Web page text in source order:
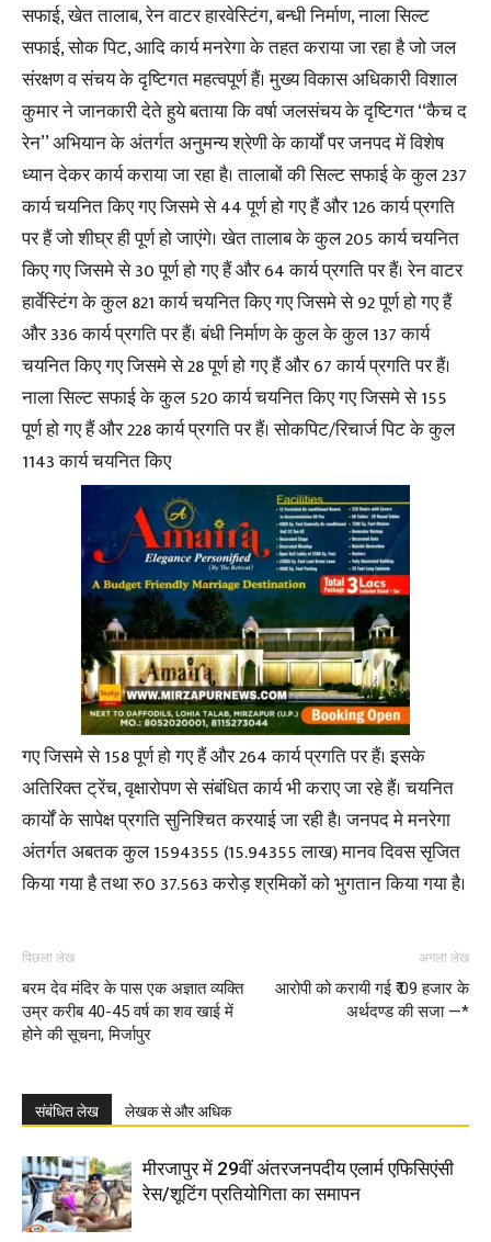
सफाई, खेत तालाब, रेन वाटर हारवेस्टिंग, बन्धी निर्माण, नाला सिल्ट
सफाई, सोक पिट, आदि कार्य मनरेगा के तहत कराया जा रहा है जो जल
संरक्षण व संचय के दृष्टिगत महत्वपूर्ण हैं। मुख्य विकास अधिकारी विशाल
कुमार ने जानकारी देते हुये बताया कि वर्षा जलसंचय के दृष्टिगत ‘‘कैच द
रेन’’ अभियान के अंतर्गत अनुमन्य श्रेणी के कार्यों पर जनपद में विशेष
ध्यान देकर कार्य कराया जा रहा है। तालाबों की सिल्ट सफाई के कुल 237
कार्य चयनित किए गए जिसमे से 44 पूर्ण हो गए हैं और 126 कार्य प्रगति
पर हैं जो शीघ्र ही पूर्ण हो जाएंगे। खेत तालाब के कुल 205 कार्य चयनित
किए गए जिसमे से 30 पूर्ण हो गए हैं और 64 कार्य प्रगति पर हैं। रेन वाटर
हार्वेस्टिंग के कुल 821 कार्य चयनित किए गए जिसमे से 92 पूर्ण हो गए हैं
और 336 कार्य प्रगति पर हैं। बंधी निर्माण के कुल के कुल 137 कार्य
चयनित किए गए जिसमे से 28 पूर्ण हो गए हैं और 67 कार्य प्रगति पर हैं।
नाला सिल्ट सफाई के कुल 520 कार्य चयनित किए गए जिसमे से 155
पूर्ण हो गए हैं और 228 कार्य प्रगति पर हैं। सोकपिट/रिचार्ज पिट के कुल
1143 कार्य चयनित किए
गए जिसमे से 158 पूर्ण हो गए हैं और 264 कार्य प्रगति पर हैं। इसके
अतिरिक्त ट्रेंच, वृक्षारोपण से संबंधित कार्य भी कराए जा रहे हैं। चयनित
कार्यों के सापेक्ष प्रगति सुनिश्चित करयाई जा रही है। जनपद मे मनरेगा
अंतर्गत अबतक कुल 1594355 (15.94355 लाख) मानव दिवस सृजित
किया गया है तथा रु0 37.563 करोड़ श्रमिकों को भुगतान किया गया है।
पिछला लेख
बरम देव मंदिर के पास एक अज्ञात व्यक्ति
उम्र करीब 40-45 वर्ष का शव खाई में
होने की सूचना, मिर्जापुर
अगला लेख
आरोपी को करायी गई ₹ 09 हजार के
अर्थदण्ड की सजा —*
संबंधित लेख लेखक से और अधिक
मीरजापुर में 29वीं अंतरजनपदीय एलार्म एफिसिएंसी
रेस/शूटिंग प्रतियोगिता का समापन